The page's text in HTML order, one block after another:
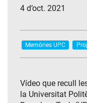
4 d’oct. 2021
Memòries UPC
Vídeo que recull
la Universitat